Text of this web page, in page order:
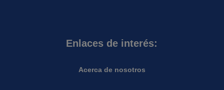
Enlaces de interés:
Acerca de nosotros